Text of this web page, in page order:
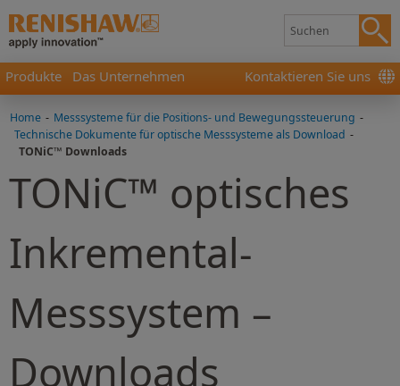
Produkte Das Unternehmen Kontaktieren Sie uns
Home - Messsysteme für die Positions- und Bewegungssteuerung -
Technische Dokumente für optische Messsysteme als Download -
TONiC™ Downloads
TONiC™ optisches
Inkremental-
Messsystem –
Downloads